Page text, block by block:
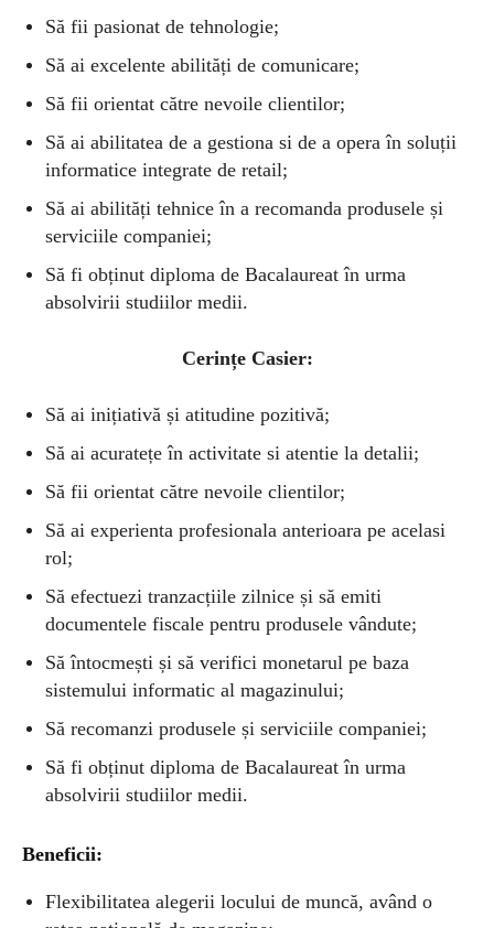
Să fii pasionat de tehnologie;
Să ai excelente abilități de comunicare;
Să fii orientat către nevoile clientilor;
Să ai abilitatea de a gestiona si de a opera în soluții
informatice integrate de retail;
Să ai abilități tehnice în a recomanda produsele și
serviciile companiei;
Să fi obținut diploma de Bacalaureat în urma
absolvirii studiilor medii.
Cerințe Casier:
Să ai inițiativă și atitudine pozitivă;
Să ai acuratețe în activitate si atentie la detalii;
Să fii orientat către nevoile clientilor;
Să ai experienta profesionala anterioara pe acelasi
rol;
Să efectuezi tranzacțiile zilnice și să emiti
documentele fiscale pentru produsele vândute;
Să întocmești și să verifici monetarul pe baza
sistemului informatic al magazinului;
Să recomanzi produsele și serviciile companiei;
Să fi obținut diploma de Bacalaureat în urma
absolvirii studiilor medii.
Beneficii:
Flexibilitatea alegerii locului de muncă, având o